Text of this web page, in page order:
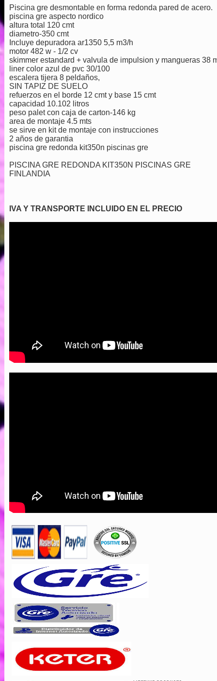
Piscina gre desmontable en forma redonda pared de acero.
piscina gre aspecto nordico
altura total 120 cmt
diametro-350 cmt
Incluye depuradora ar1350 5,5 m3/h
motor 482 w - 1/2 cv
skimmer estandard + valvula de impulsion y mangueras 38
liner color azul de pvc 30/100
escalera tijera 8 peldaños,
SIN TAPIZ DE SUELO
refuerzos en el borde 12 cmt y base 15 cmt
capacidad 10.102 litros
peso palet con caja de carton-146 kg
area de montaje 4.5 mts
se sirve en kit de montaje con instrucciones
2 años de garantia
piscina gre redonda kit350n piscinas gre
PISCINA GRE REDONDA KIT350N PISCINAS GRE
FINLANDIA
IVA Y TRANSPORTE INCLUIDO EN EL PRECIO